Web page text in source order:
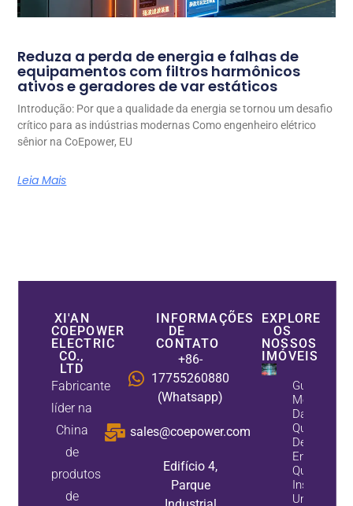
Reduza a perda de energia e falhas de
equipamentos com filtros harmônicos
ativos e geradores de var estáticos
Introdução: Por que a qualidade da energia se tornou um desafio
crítico para as indústrias modernas Como engenheiro elétrico
sênior na CoEpower, EU
Leia Mais
XI'AN
COEPOWER
ELECTRIC
CO.,
LTD
Fabricante
líder na
China
de
produtos
de
INFORMAÇÕES
DE
CONTATO
+86-
17755260880
(Whatsapp)
sales@coepower.com
Edifício 4,
Parque
EXPLORE
OS
NOSSOS
IMÓVEIS
Guia De
Melhoria
Da
Qualidade
De
Energia:
Quando
Instalar
Um Filtro